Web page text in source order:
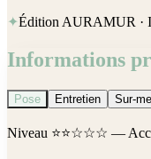
✦Édition AURAMUR ·
Informations
Pose Entretien Sur-
Niveau ⭐⭐☆☆☆ —